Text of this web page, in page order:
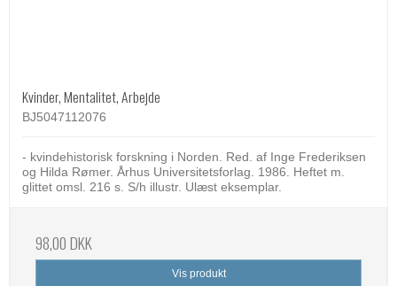
Kvinder, Mentalitet, Arbejde
BJ5047112076
- kvindehistorisk forskning i Norden. Red. af Inge Frederiksen
og Hilda Rømer. Århus Universitetsforlag. 1986. Heftet m.
glittet omsl. 216 s. S/h illustr. Ulæst eksemplar.
98,00 DKK
Vis produkt